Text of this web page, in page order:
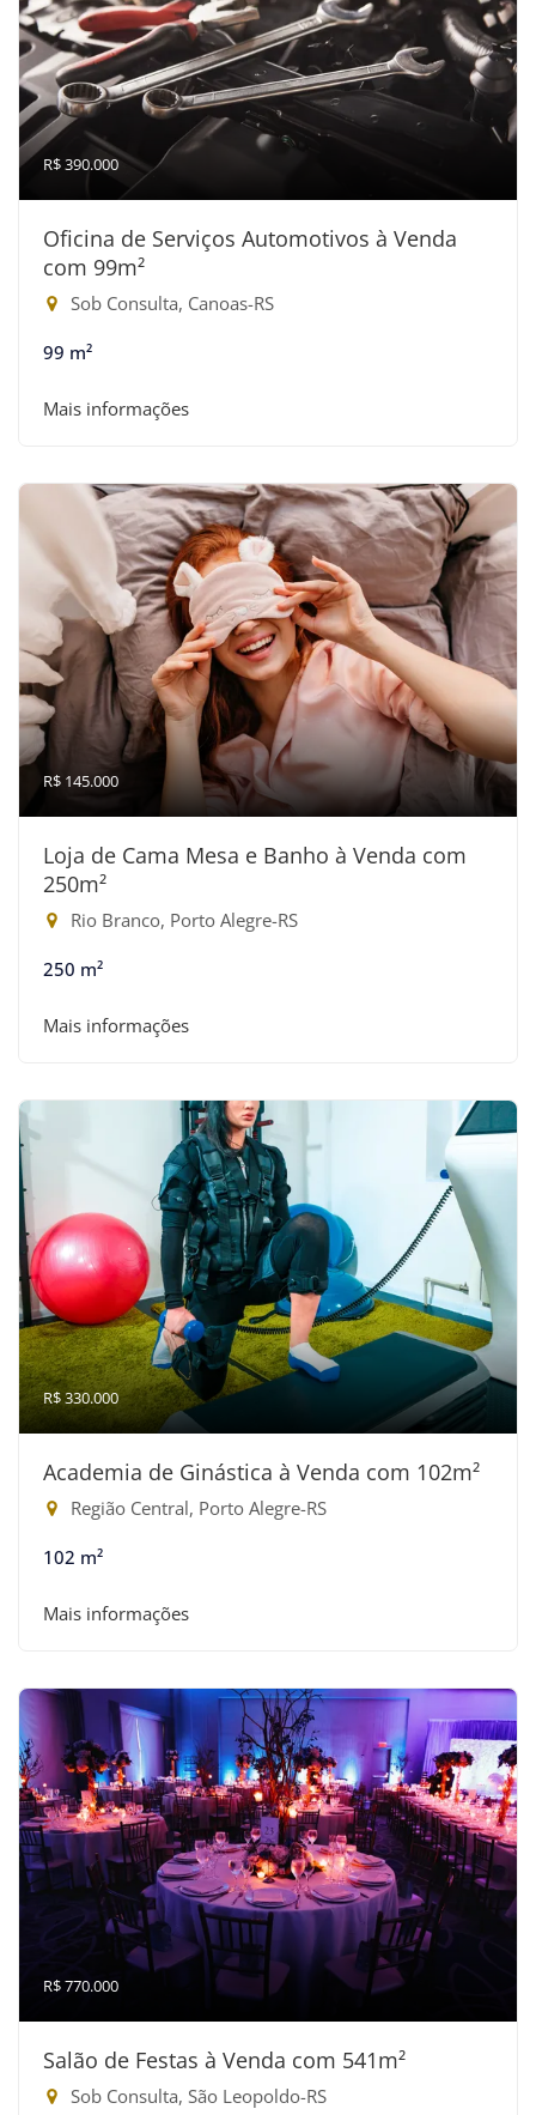
R$ 390.000
Oficina de Serviços Automotivos à Venda
com 99m²
Sob Consulta, Canoas-RS
99 m²
Mais informações
R$ 145.000
Loja de Cama Mesa e Banho à Venda com
250m²
Rio Branco, Porto Alegre-RS
250 m²
Mais informações
R$ 330.000
Academia de Ginástica à Venda com 102m²
Região Central, Porto Alegre-RS
102 m²
Mais informações
R$ 770.000
Salão de Festas à Venda com 541m²
Sob Consulta, São Leopoldo-RS